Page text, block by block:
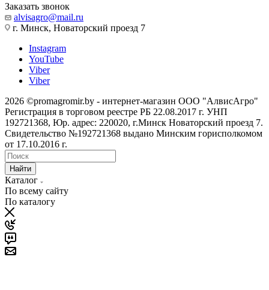
Заказать звонок
alvisagro@mail.ru
г. Минск, Новаторский проезд 7
Instagram
YouTube
Viber
Viber
2026 ©promagromir.by - интернет-магазин ООО "АлвисАгро"
Регистрация в торговом реестре РБ 22.08.2017 г. УНП
192721368, Юр. адрес: 220020, г.Минск Новаторский проезд 7.
Свидетельство №192721368 выдано Минским горисполкомом
от 17.10.2016 г.
Найти
Каталог
По всему сайту
По каталогу